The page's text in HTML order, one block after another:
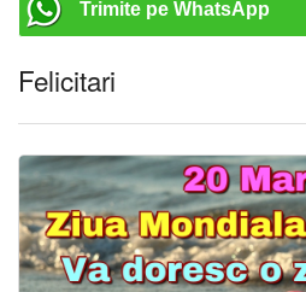
Trimite pe WhatsApp
Felicitari